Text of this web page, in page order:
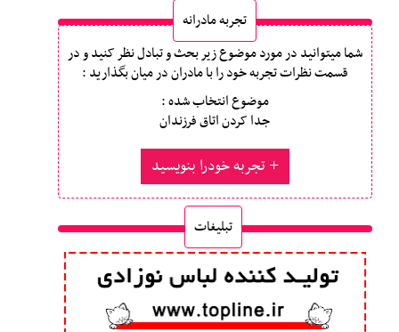
تجربه مادرانه
شما میتوانید در مورد موضوع زیر بحث و تبادل نظر کنید و در
قسمت نظرات تجربه خود را با مادران در میان بگذارید :
موضوع انتخاب شده :
جدا کردن اتاق فرزندان
تجربه خودرا بنویسید
تبلیغات